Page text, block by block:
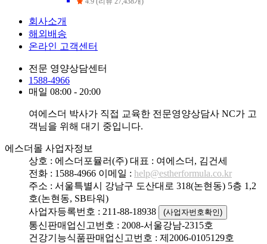
회사소개
해외배송
온라인 고객센터
전문 영양상담센터
1588-4966
매일 08:00 - 20:00
여에스더 박사가 직접 교육한 전문영양상담사 NC가 고
객님을 위해 대기 중입니다.
에스더몰 사업자정보
상호 : 에스더포뮬러(주) 대표 : 여에스더, 김건세
전화 : 1588-4966 이메일 : help@estherformula.co.kr
주소 : 서울특별시 강남구 도산대로 318(논현동) 5층 1,2
호(논현동, SB타워)
사업자등록번호 : 211-88-18938
(사업자번호확인)
통신판매업신고번호 : 2008-서울강남-2315호
건강기능식품판매업신고번호 : 제2006-0105129호